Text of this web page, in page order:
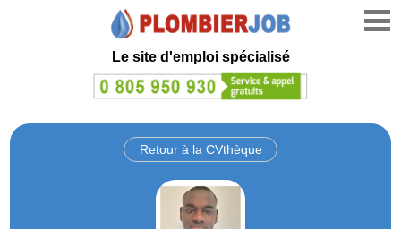
Le site d'emploi spécialisé
Retour à la CVthèque